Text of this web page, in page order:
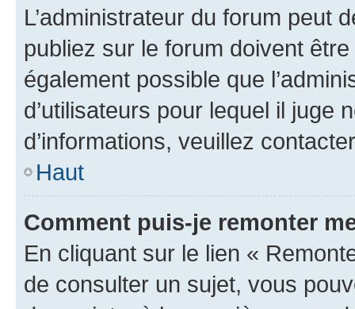
L’administrateur du forum peut
publiez sur le forum doivent
également possible que
d’utilisateurs pour lequel il juge
d’informations, veuillez
Haut
Comment puis-je remonter
En cliquant sur le lien «
de consulter un sujet, vous